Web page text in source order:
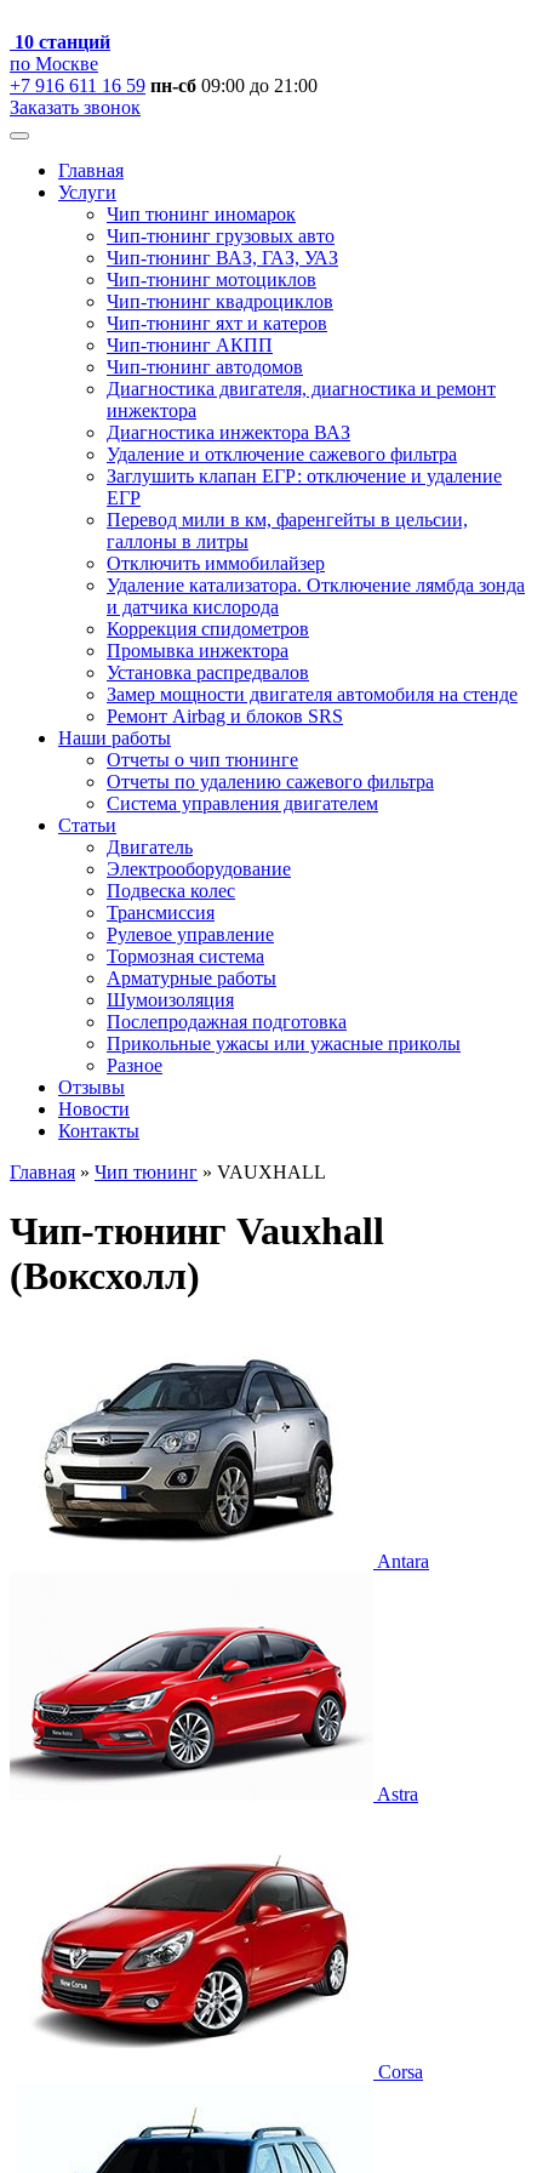
10 станций
по Москве
+7 916 611 16 59 пн-сб 09:00 до 21:00
Заказать звонок
Главная
Услуги
Чип тюнинг иномарок
Чип-тюнинг грузовых авто
Чип-тюнинг ВАЗ, ГАЗ, УАЗ
Чип-тюнинг мотоциклов
Чип-тюнинг квадроциклов
Чип-тюнинг яхт и катеров
Чип-тюнинг АКПП
Чип-тюнинг автодомов
Диагностика двигателя, диагностика и ремонт
инжектора
Диагностика инжектора ВАЗ
Удаление и отключение сажевого фильтра
Заглушить клапан ЕГР: отключение и удаление
ЕГР
Перевод мили в км, фаренгейты в цельсии,
галлоны в литры
Отключить иммобилайзер
Удаление катализатора. Отключение лямбда зонда
и датчика кислорода
Коррекция спидометров
Промывка инжектора
Установка распредвалов
Замер мощности двигателя автомобиля на стенде
Ремонт Airbag и блоков SRS
Наши работы
Отчеты о чип тюнинге
Отчеты по удалению сажевого фильтра
Система управления двигателем
Статьи
Двигатель
Электрооборудование
Подвеска колес
Трансмиссия
Рулевое управление
Тормозная система
Арматурные работы
Шумоизоляция
Послепродажная подготовка
Прикольные ужасы или ужасные приколы
Разное
Отзывы
Новости
Контакты
Главная » Чип тюнинг » VAUXHALL
Чип-тюнинг Vauxhall
(Воксхолл)
Antara
Astra
Corsa